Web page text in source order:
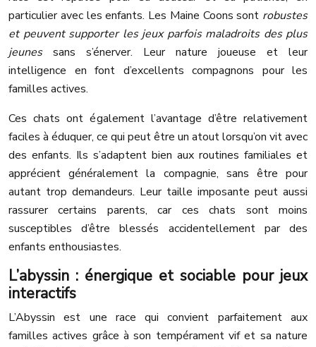
particulier avec les enfants. Les Maine Coons sont robustes
et peuvent supporter les jeux parfois maladroits des plus
jeunes sans s’énerver. Leur nature joueuse et leur
intelligence en font d’excellents compagnons pour les
familles actives.
Ces chats ont également l’avantage d’être relativement
faciles à éduquer, ce qui peut être un atout lorsqu’on vit avec
des enfants. Ils s’adaptent bien aux routines familiales et
apprécient généralement la compagnie, sans être pour
autant trop demandeurs. Leur taille imposante peut aussi
rassurer certains parents, car ces chats sont moins
susceptibles d’être blessés accidentellement par des
enfants enthousiastes.
L’abyssin : énergique et sociable pour jeux
interactifs
L’Abyssin est une race qui convient parfaitement aux
familles actives grâce à son tempérament vif et sa nature